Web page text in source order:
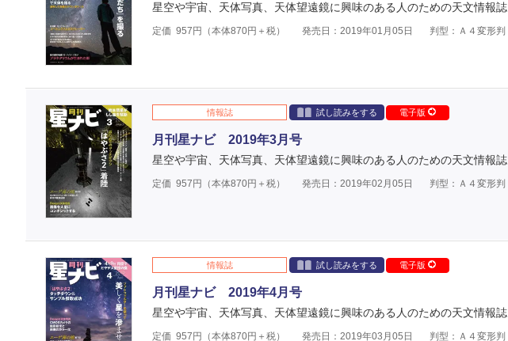
星空や宇宙、天体写真、天体望遠鏡に興味のある人のための天文情報誌
定価 957 円（本体870円＋税） 発売日：2019年01月05日 判型：Ａ４変形判
情報誌 試し読みをする 電子版
月刊星ナビ 2019年3月号
星空や宇宙、天体写真、天体望遠鏡に興味のある人のための天文情報誌
定価 957 円（本体870円＋税） 発売日：2019年02月05日 判型：Ａ４変形判
情報誌 試し読みをする 電子版
月刊星ナビ 2019年4月号
星空や宇宙、天体写真、天体望遠鏡に興味のある人のための天文情報誌
定価 957 円（本体870円＋税） 発売日：2019年03月05日 判型：Ａ４変形判